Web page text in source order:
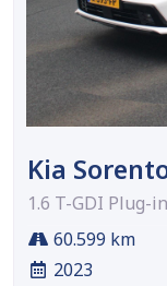
Kia
1.6 T-GDI Plug-
60.599 km
2023